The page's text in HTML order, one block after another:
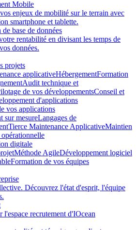
Mobile
enjeux de mobilité sur le terrain avec
smartphone et tablette.
base de données
rentabilité en divisant les temps de
données.
projets
applicativeHébergementFormation
Audit technique et
de vos développementsConseil et
d'applications
vos applications
sur mesureLangages de
Tierce Maintenance ApplicativeMaintien
digitale
Méthode AgileDéveloppement logiciel
Formation de vos équipes
Découvrez l'état d'esprit, l'équipe
l'espace recrutement d'IOcean